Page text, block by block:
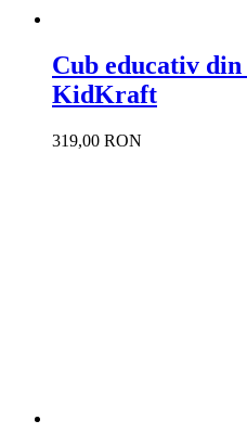
Cub educativ
KidKraft
319,00 RON